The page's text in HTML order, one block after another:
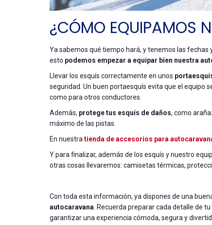
¿CÓMO EQUIPAMOS
Ya sabemos qué tiempo hará, y tenemos las
esto podemos empezar a equipar bien nuestra
Llevar los esquís correctamente en unos
seguridad. Un buen portaesquís evita que el equipo
como para otros conductores.
Además, protege tus esquís de daños, como
máximo de las pistas.
En nuestra tienda de accesorios para
Y para finalizar, además de los esquís y nuestro
otras cosas llevaremos: camisetas térmicas,
Con toda esta información, ya dispones de una
autocaravana . Recuerda preparar cada detalle de
garantizar una experiencia cómoda, segura y